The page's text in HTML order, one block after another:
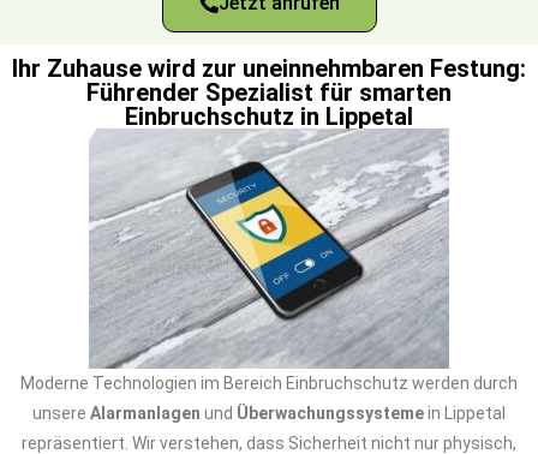
Ihr Zuhause wird zur uneinnehmbaren Festung:
Führender Spezialist für smarten
Einbruchschutz in Lippetal
Moderne Technologien im Bereich Einbruchschutz werden durch
unsere Alarmanlagen und Überwachungssystemein Lippetal
repräsentiert. Wir verstehen, dass Sicherheit nicht nur physisch,